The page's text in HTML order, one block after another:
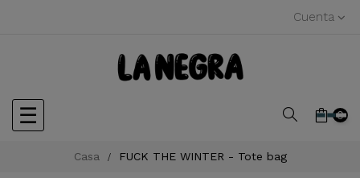
Cuenta
Navegación
☰ 0
Casa FUCK THE WINTER - Tote bag